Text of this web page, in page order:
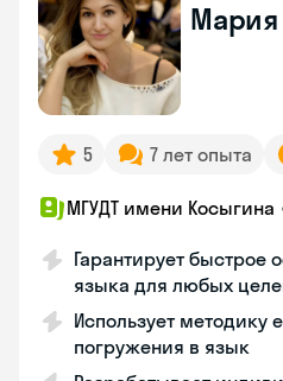
Мария
5 7 лет опыта
МГУДТ имени Косыгина
Гарантирует быстрое
языка для любых
Использует методику
погружения в язык